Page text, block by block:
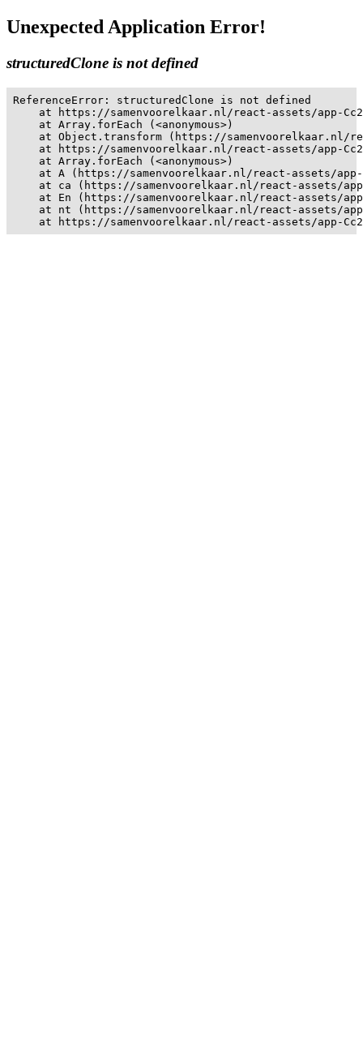
Unexpected Application Error!
structuredClone is not defined
ReferenceError: structuredClone is not defined
at https://samenvoorelkaar.nl/react-assets/app-
    at Array.forEach (<anonymous>)
at Object.transform (https://samenvoorelkaar.nl/
at https://samenvoorelkaar.nl/react-assets/app-
    at Array.forEach (<anonymous>)
at A (https://samenvoorelkaar.nl/react-assets/
at ca (https://samenvoorelkaar.nl/react-assets/
at En (https://samenvoorelkaar.nl/react-assets/
at nt (https://samenvoorelkaar.nl/react-assets/
at https://samenvoorelkaar.nl/react-assets/app-